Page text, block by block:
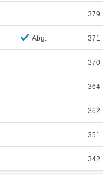
379
Abg. 371
370
364
362
351
342